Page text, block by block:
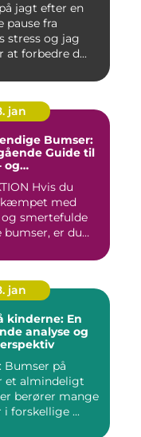
jagt efter en
pause fra
stress og jag
at forbedre d...
jan
Bumser:
Guide til
og
du
med
smertefulde
bumser, er du
jan
kinderne: En
analyse og
Bumser på
et almindeligt
berører mange
i forskellige ...